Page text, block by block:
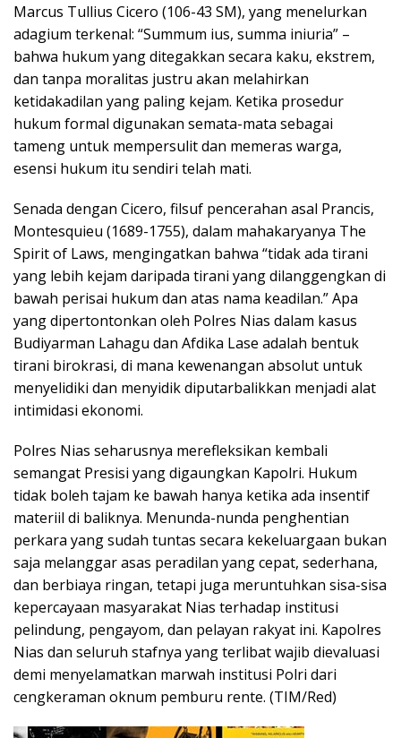
Marcus Tullius Cicero (106-43 SM), yang menelurkan
adagium terkenal: “Summum ius, summa iniuria” –
bahwa hukum yang ditegakkan secara kaku, ekstrem,
dan tanpa moralitas justru akan melahirkan
ketidakadilan yang paling kejam. Ketika prosedur
hukum formal digunakan semata-mata sebagai
tameng untuk mempersulit dan memeras warga,
esensi hukum itu sendiri telah mati.
Senada dengan Cicero, filsuf pencerahan asal Prancis,
Montesquieu (1689-1755), dalam mahakaryanya The
Spirit of Laws, mengingatkan bahwa “tidak ada tirani
yang lebih kejam daripada tirani yang dilanggengkan di
bawah perisai hukum dan atas nama keadilan.” Apa
yang dipertontonkan oleh Polres Nias dalam kasus
Budiyarman Lahagu dan Afdika Lase adalah bentuk
tirani birokrasi, di mana kewenangan absolut untuk
menyelidiki dan menyidik diputarbalikkan menjadi alat
intimidasi ekonomi.
Polres Nias seharusnya merefleksikan kembali
semangat Presisi yang digaungkan Kapolri. Hukum
tidak boleh tajam ke bawah hanya ketika ada insentif
materiil di baliknya. Menunda-nunda penghentian
perkara yang sudah tuntas secara kekeluargaan bukan
saja melanggar asas peradilan yang cepat, sederhana,
dan berbiaya ringan, tetapi juga meruntuhkan sisa-sisa
kepercayaan masyarakat Nias terhadap institusi
pelindung, pengayom, dan pelayan rakyat ini. Kapolres
Nias dan seluruh stafnya yang terlibat wajib dievaluasi
demi menyelamatkan marwah institusi Polri dari
cengkeraman oknum pemburu rente. (TIM/Red)